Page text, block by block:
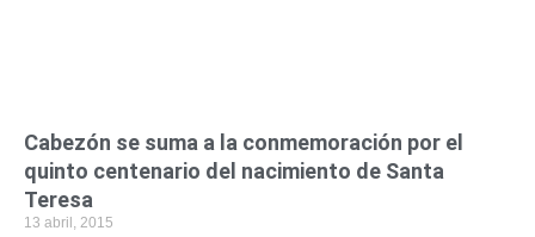
Cabezón se suma a la conmemoración por el
quinto centenario del nacimiento de Santa
Teresa
13 abril, 2015